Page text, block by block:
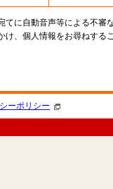
てに自動音声等による不審
け、個人情報をお尋ねする
ーポリシー